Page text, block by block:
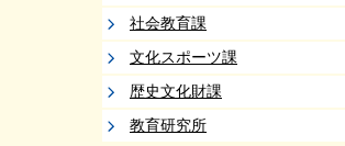
社会教育課
文化スポーツ課
歴史文化財課
教育研究所